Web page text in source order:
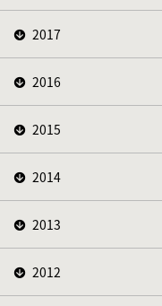
2017
2016
2015
2014
2013
2012